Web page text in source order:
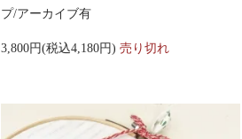
プ/アーカイブ有
3,800円(税込4,180円)売り切れ